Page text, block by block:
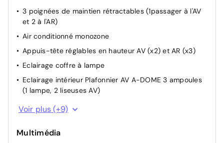
3 poignées de maintien rétractables (1passager à l'AV
et 2 à l'AR)
Air conditionné monozone
Appuis-tête réglables en hauteur AV (x2) et AR (x3)
Eclairage coffre à lampe
Eclairage intérieur Plafonnier AV A-DOME 3 ampoules
(1 lampe, 2 liseuses AV)
Lève-vitres AR électriques et séquentiels avec
antipincement
Lève-vitres AV électriques et séquentiels avec
Voir plus (+9)
Multimédia